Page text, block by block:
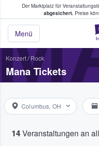
Der Marktplatz für
abgesichert.Preise
Menü
Tickets kaufen
Konzert/ Rock
Mana Tickets
Columbus, OH
14Veranstaltungen an